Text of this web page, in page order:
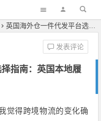
英国海外仓一件代发平台选择指南：英国本地履约实用方案
指南：英国本地履
发表评论
觉得跨境物流的变化确